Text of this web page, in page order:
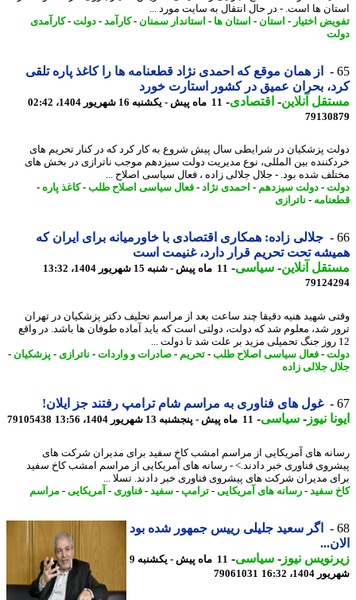
ها است. - در ﺣﺎل اﻧﺘﻘﺎل ﺑﻪ ﺳﺎﯾﺖ ﻣﻮرد ...
اختیار-استان-استان ها- استاندار سمنان-کارآمد- دولت-کارآمدی
از همان موقع که احمدی نژاد قطعنامه ها را کاغذ پاره تلقی
بحران عمیق در کشور استارت خورد
آنلاین-اقتصادی-11 ماه پیش - یکشنبه 16 شهریور 1404، 02:42
پزشکیان در شرایطی سال پیش شروع به کار کرد که در کنار تحریم های
بین المللی، نوع مدیریت دولت سیزدهم موجب ناترازی در بخش های
شده بود. - جلال جلالی زاده ، فعال سیاسی اصلاح ...
-دولت سیزدهم -احمدی نژاد -فعال سیاسی اصلاح طلب-کاغذ پاره -
-ناترازی
جلالی زاده: همکاری اقتصادی با خاورمیانه برای ایران که
تحت تحریم قرار دارد، غنیمت است
آنلاین-سیاسی-11 ماه پیش - شنبه 15 شهریور 1404، 13:32
شهید هنیه دقیقا چند ساعت بعد از مراسم تحلیف دکتر پزشکیان در تهران
شد، معلوم شد که دولت، دولتی است که باید آماده طوفان ها باشد. در واقع
-فعال سیاسی اصلاح طلب-تحریم- صادرات و واردات - ناترازی - پزشکیان-
جلالی زاده
غول های فناوری به مراسم شام ترامپ رفتند جز ایلان!
نیوز-سیاسی-11 ماه پیش - پنجشنبه 13 شهریور 1404، 13:56 79105438
های آمریکایی از مراسم امشب کاخ سفید برای مدیران شرکت های
فناوری خبر دادند.> - رسانه های آمریکایی از مراسم امشب کاخ سفید
مدیران شرکت های پیشروی فناوری خبر دادند. تسلا ...
سفید-رسانه های آمریکایی-ترامپ -سفید-فناوری- آمریکایی-مراسم
اگر سعید جلیلی رییس جمهور شده بود
نیوز-سیاسی-
11 ماه پیش - یکشنبه 9
16:32
79061031